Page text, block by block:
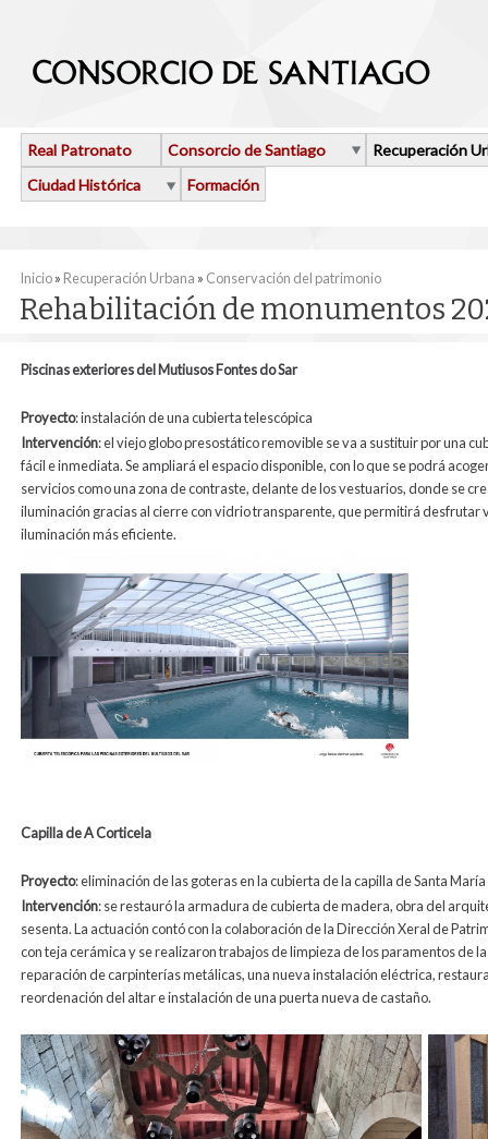
Real Patronato Consorcio de Santiago
Recuperación
Ciudad Histórica
Formación
Se encuentra usted aquí
Inicio» Recuperación Urbana » Conservación del patrimonio
Rehabilitación de monumentos
Piscinas exteriores del Mutiusos Fontes do Sar
Proyecto: instalación de una cubierta telescópica
Intervención: el viejo globo presostático removible se va a sustituir por una
fácil e inmediata. Se ampliará el espacio disponible, con lo que se podrá
servicios como una zona de contraste, delante de los vestuarios, donde se
iluminación gracias al cierre con vidrio transparente, que permitirá desfrutar
iluminación más eficiente.
Capilla de A Corticela
Proyecto: eliminación de las goteras en la cubierta de la capilla de Santa
Intervención: se restauró la armadura de cubierta de madera, obra del
sesenta. La actuación contó con la colaboración de la Dirección Xeral de
con teja cerámica y se realizaron trabajos de limpieza de los paramentos de
reparación de carpinterías metálicas, una nueva instalación eléctrica,
reordenación del altar e instalación de una puerta nueva de castaño.